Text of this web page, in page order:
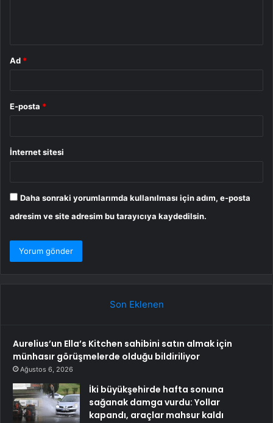
Ad *
E-posta *
İnternet sitesi
Daha sonraki yorumlarımda kullanılması için adım, e-posta
adresim ve site adresim bu tarayıcıya kaydedilsin.
Son Eklenen
Aurelius’un Ella’s Kitchen sahibini satın almak için
münhasır görüşmelerde olduğu bildiriliyor
Ağustos 6, 2026
İki büyükşehirde hafta sonuna
sağanak damga vurdu: Yollar
kapandı, araçlar mahsur kaldı